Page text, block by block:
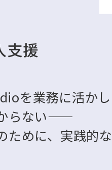
支援
を業務に活か
ない――
ために、実践的